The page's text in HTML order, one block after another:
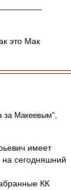
это Мак
за Макеевым",
имеет
сегодняшний
КК